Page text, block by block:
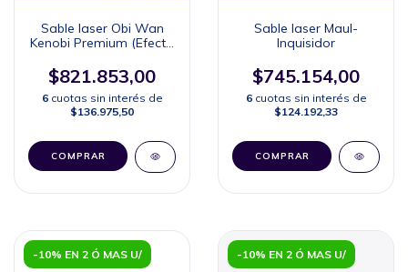
Sable laser Obi Wan
Kenobi Premium (Efecto
$821.853,00
6 cuotas sin interés de
$136.975,50
COMPRAR
Sable laser Maul-
Inquisidor
$745.154,00
6 cuotas sin interés de
$124.192,33
COMPRAR
-10% EN 2 Ó MAS U/ -10% EN 2 Ó MAS U/